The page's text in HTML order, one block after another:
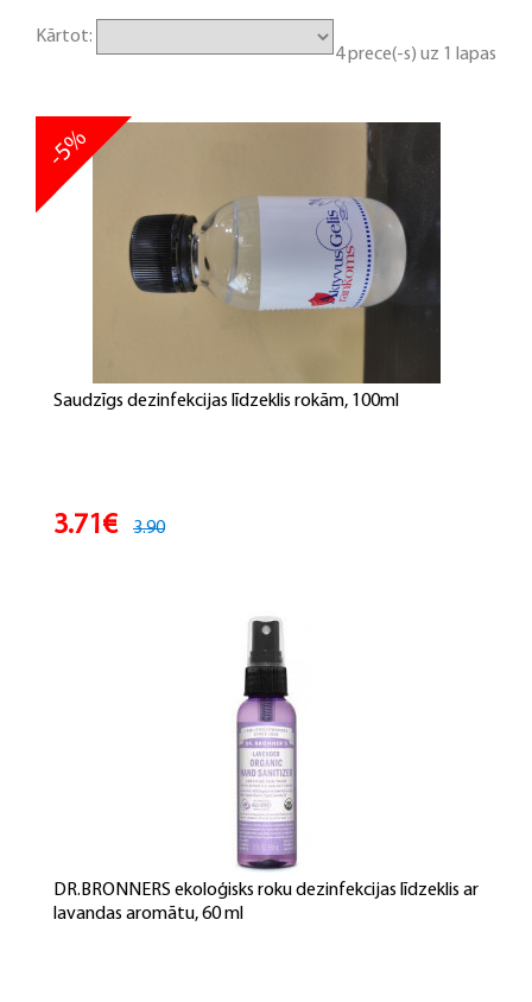
Kārtot:
4 prece(-s) uz 1 lapas
Saudzīgs dezinfekcijas līdzeklis rokām, 100ml
-5%
3.71€ 3.90
DR.BRONNERS ekoloģisks roku dezinfekcijas līdzeklis ar
lavandas aromātu, 60 ml